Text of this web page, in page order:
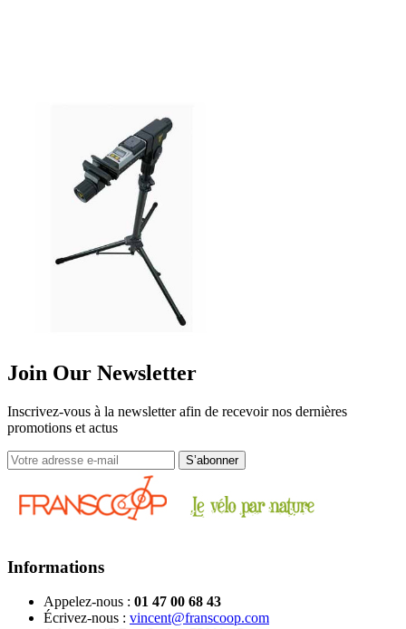
Join Our Newsletter
Inscrivez-vous à la newsletter afin de recevoir nos dernières
promotions et actus
Informations
Appelez-nous : 01 47 00 68 43
Écrivez-nous : vincent@franscoop.com